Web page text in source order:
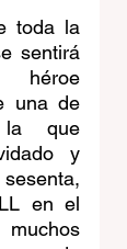
toda la
sentirá
héroe
una de
que
y
en el